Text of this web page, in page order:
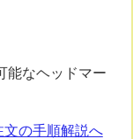
能なヘッドマー
文の手順解説へ